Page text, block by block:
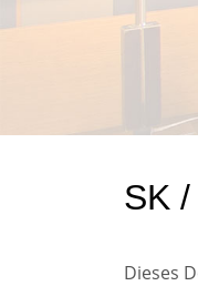
SK
Dieses